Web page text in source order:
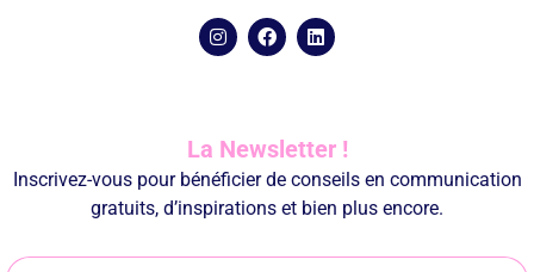
La Newsletter !
Inscrivez-vous pour bénéficier de conseils en communication
gratuits, d’inspirations et bien plus encore.